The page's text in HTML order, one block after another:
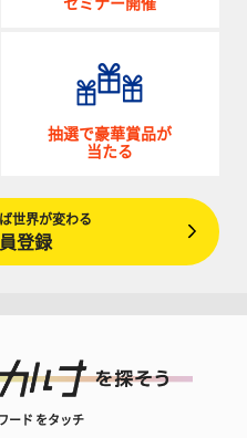
セミナー開催
抽選で豪華賞品が
当たる
世界が変わる
登録
ード をタッチ